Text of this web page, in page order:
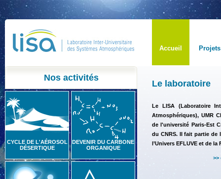
Accueil Projets
Nos activités
CYCLE DE L'AÉROSOL
DÉSERTIQUE
DEVENIR DU CARBONE
ORGANIQUE
Le laboratoire
Le LISA (Laboratoire
Atmosphériques), UMR
de l'université Paris-Est
du CNRS. Il fait partie de
l’Univers EFLUVE et de
>>